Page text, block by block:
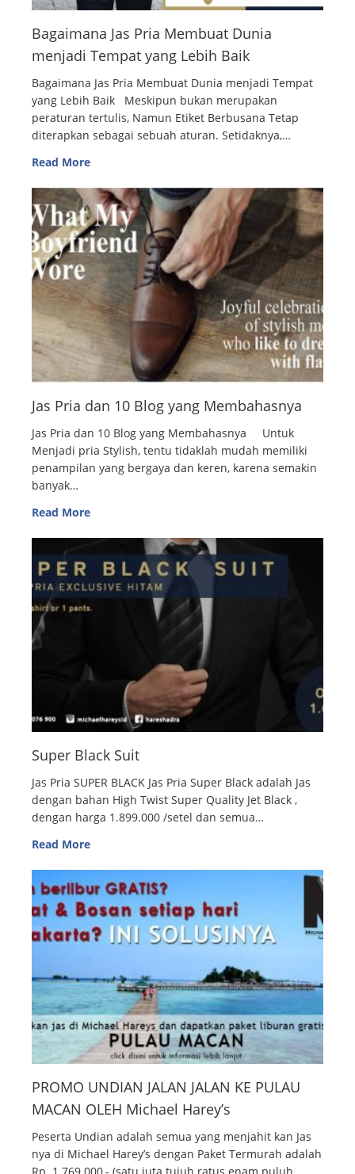
Bagaimana Jas Pria Membuat Dunia
menjadi Tempat yang Lebih Baik
Bagaimana Jas Pria Membuat Dunia menjadi Tempat
yang Lebih Baik Meskipun bukan merupakan
peraturan tertulis, Namun Etiket Berbusana Tetap
diterapkan sebagai sebuah aturan. Setidaknya,…
Read More
Jas Pria dan 10 Blog yang Membahasnya
Jas Pria dan 10 Blog yang Membahasnya Untuk
Menjadi pria Stylish, tentu tidaklah mudah memiliki
penampilan yang bergaya dan keren, karena semakin
banyak…
Read More
Super Black Suit
Jas Pria SUPER BLACK Jas Pria Super Black adalah Jas
dengan bahan High Twist Super Quality Jet Black ,
dengan harga 1.899.000 /setel dan semua…
Read More
PROMO UNDIAN JALAN JALAN KE PULAU
MACAN OLEH Michael Harey’s
Peserta Undian adalah semua yang menjahit kan Jas
nya di Michael Harey’s dengan Paket Termurah adalah